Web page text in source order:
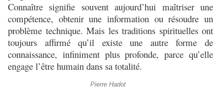
Connaître signifie souvent aujourd’hui maîtriser une
compétence, obtenir une information ou résoudre un
problème technique. Mais les traditions spirituelles ont
toujours affirmé qu’il existe une autre forme de
connaissance, infiniment plus profonde, parce qu’elle
engage l’être humain dans sa totalité.
Pierre Hadot